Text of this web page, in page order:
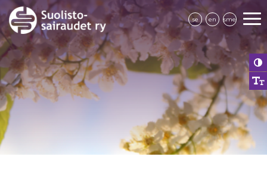
se en sme